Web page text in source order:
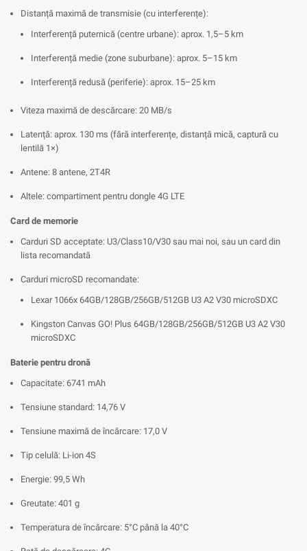
Distanță maximă de transmisie (cu interferențe):
Interferență puternică (centre urbane): aprox. 1,5–5 km
Interferență medie (zone suburbane): aprox. 5–15 km
Interferență redusă (periferie): aprox. 15–25 km
Viteza maximă de descărcare: 20 MB/s
Latență: aprox. 130 ms (fără interferențe, distanță mică, captură cu
lentilă 1×)
Antene: 8 antene, 2T4R
Altele: compartiment pentru dongle 4G LTE
Card de memorie
Carduri SD acceptate: U3/Class10/V30 sau mai noi, sau un card din
lista recomandată
Carduri microSD recomandate:
Lexar 1066x 64GB/128GB/256GB/512GB U3 A2 V30 microSDXC
Kingston Canvas GO! Plus 64GB/128GB/256GB/512GB U3 A2 V30
microSDXC
Baterie pentru dronă
Capacitate: 6741 mAh
Tensiune standard: 14,76 V
Tensiune maximă de încărcare: 17,0 V
Tip celulă: Li-ion 4S
Energie: 99,5 Wh
Greutate: 401 g
Temperatura de încărcare: 5°C până la 40°C